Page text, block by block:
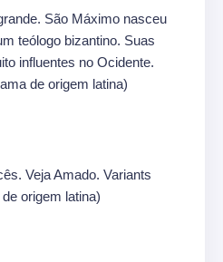
São Máximo nasceu
teólogo bizantino. Suas
influentes no Ocidente.
de origem latina)
Veja Amado. Variants
origem latina)